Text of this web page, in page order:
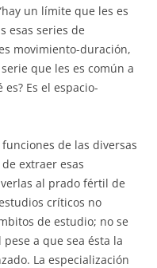
un límite que les es
esas series de
movimiento-duración,
que les es común a
Es el espacio-
de las diversas
extraer esas
al prado fértil de
críticos no
de estudio; no se
a que sea ésta la
La especialización